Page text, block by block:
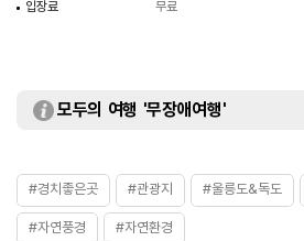
입장료
무료
모두의 여행 '무장애여행'
#경치좋은곳 #관광지 #울릉도&독도
#자연풍경 #자연환경